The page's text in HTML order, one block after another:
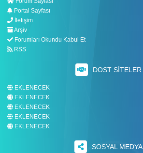
Portal Sayfası
İletişim
Arşiv
Forumları Okundu Kabul Et
RSS
DOST SITELER
EKLENECEK
EKLENECEK
EKLENECEK
EKLENECEK
EKLENECEK
SOSYAL MEDYA